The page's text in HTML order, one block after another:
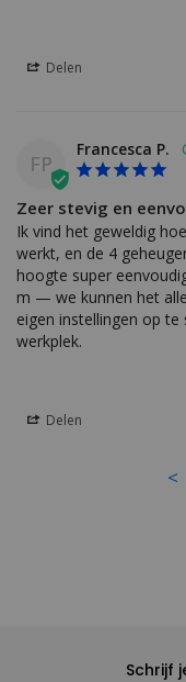
Delen
FP
Francesca P.
Zeer stevig en
Ik vind het geweldig
werkt, en de 4
hoogte super
m — we kunnen het
eigen instellingen op te
werkplek.
Delen
<
Schrijf